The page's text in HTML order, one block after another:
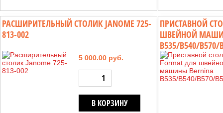
РАСШИРИТЕЛЬНЫЙ СТОЛИК JANOME 725-
813-002
5 000.00 руб.
В КОРЗИНУ
ПРИСТАВНОЙ
ШВЕЙНОЙ
B535/B540/B570/